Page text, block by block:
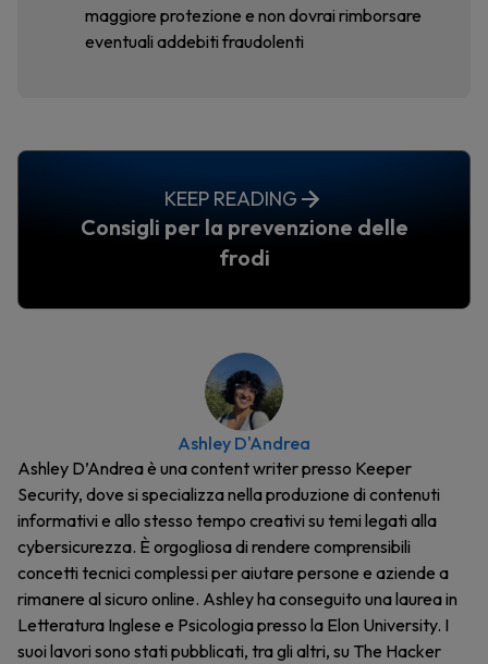
maggiore protezione e non dovrai rimborsare
eventuali addebiti fraudolenti
KEEP READING
Consigli per la prevenzione delle
frodi
Ashley D'Andrea
Ashley D’Andrea è una content writer presso Keeper
Security, dove si specializza nella produzione di contenuti
informativi e allo stesso tempo creativi su temi legati alla
cybersicurezza. È orgogliosa di rendere comprensibili
concetti tecnici complessi per aiutare persone e aziende a
rimanere al sicuro online. Ashley ha conseguito una laurea in
Letteratura Inglese e Psicologia presso la Elon University. I
suoi lavori sono stati pubblicati, tra gli altri, su The Hacker